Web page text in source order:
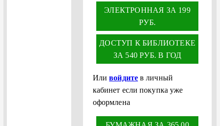
ЭЛЕКТРОННАЯ ЗА 199
РУБ.
ДОСТУП К БИБЛИОТЕКЕ
ЗА 540 РУБ. В ГОД
Иливойдитев личный
кабинет если покупка уже
оформлена